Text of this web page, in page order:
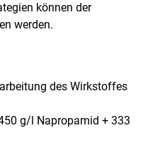
können der
werden.
des Wirkstoffes
g/l Napropamid + 333